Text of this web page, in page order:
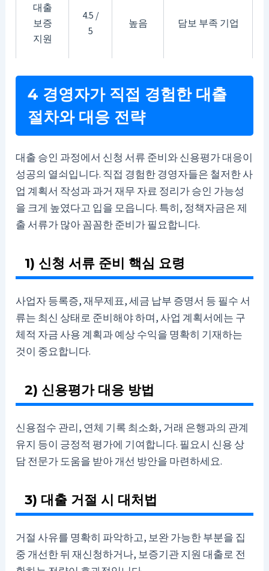
대출
보증
지원
4.5 /
5
높음 담보 부족 기업
4 경영자가 직접 경험한 대출
절차와 대응 전략
대출 승인 과정에서 신청 서류 준비와 신용평가 대응이
성공의 열쇠입니다. 직접 경험한 경영자들은 철저한 사
업 계획서 작성과 과거 재무 자료 정리가 승인 가능성
을 크게 높였다고 입을 모읍니다. 특히, 정책자금은 제
출 서류가 많아 꼼꼼한 준비가 필요합니다.
1) 신청 서류 준비 핵심 요령
사업자 등록증, 재무제표, 세금 납부 증명서 등 필수 서
류는 최신 상태로 준비해야 하며, 사업 계획서에는 구
체적 자금 사용 계획과 예상 수익을 명확히 기재하는
것이 중요합니다.
2) 신용평가 대응 방법
신용점수 관리, 연체 기록 최소화, 거래 은행과의 관계
유지 등이 긍정적 평가에 기여합니다. 필요시 신용 상
담 전문가 도움을 받아 개선 방안을 마련하세요.
3) 대출 거절 시 대처법
거절 사유를 명확히 파악하고, 보완 가능한 부분을 집
중 개선한 뒤 재신청하거나, 보증기관 지원 대출로 전